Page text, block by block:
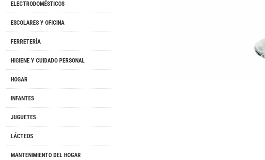
ELECTRODOMÉSTICOS
ESCOLARES Y OFICINA
FERRETERÍA
HIGIENE Y CUIDADO PERSONAL
HOGAR
INFANTES
JUGUETES
LÁCTEOS
MANTENIMIENTO DEL HOGAR